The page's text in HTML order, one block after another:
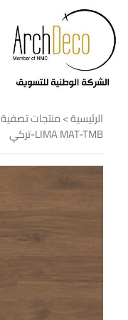
الرئيسية>منتجات تصفية
LIMA MAT-TMB-تركي